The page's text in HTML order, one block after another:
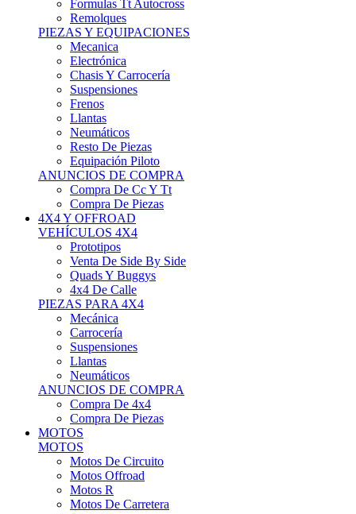
Formulas Tt Autocross
Remolques
PIEZAS Y EQUIPACIONES
Mecanica
Electrónica
Chasis Y Carrocería
Suspensiones
Frenos
Llantas
Neumáticos
Resto De Piezas
Equipación Piloto
ANUNCIOS DE COMPRA
Compra De Cc Y Tt
Compra De Piezas
4X4 Y OFFROAD
VEHÍCULOS 4X4
Prototipos
Venta De Side By Side
Quads Y Buggys
4x4 De Calle
PIEZAS PARA 4X4
Mecánica
Carrocería
Suspensiones
Llantas
Neumáticos
ANUNCIOS DE COMPRA
Compra De 4x4
Compra De Piezas
MOTOS
MOTOS
Motos De Circuito
Motos Offroad
Motos R
Motos De Carretera